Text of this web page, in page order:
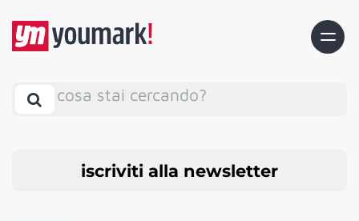
cosa stai cercando?
iscriviti alla newsletter